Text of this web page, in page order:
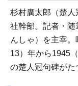
杉村廣太郎（楚人
社幹部。記者・
んしゃ）を主宰
13）年から1945
の楚人冠句碑がた